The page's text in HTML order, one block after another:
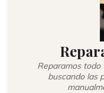
Reparamos todo
buscando las